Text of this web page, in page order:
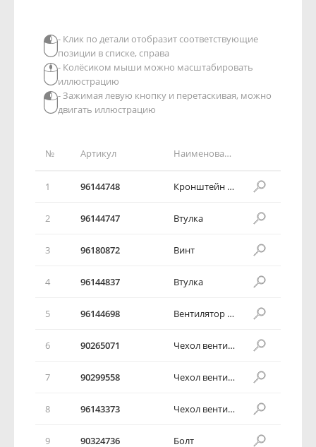
№ Артикул Наименование детали
1 96144748 Кронштейн радиатора
2 96144747 Втулка
3 96180872 Винт
4 96144837 Втулка
5 96144698 Вентилятор радиатора в сборе (0)
6 90265071 Чехол вентилятора
7 90299558 Чехол вентилятора
8 96143373 Чехол вентилятора
9 90324736 Болт
- Клик по детали отобразит соответствующие
позиции в списке, справа
- Колёсиком мыши можно масштабировать
иллюстрацию
- Зажимая левую кнопку и перетаскивая, можно
двигать иллюстрацию